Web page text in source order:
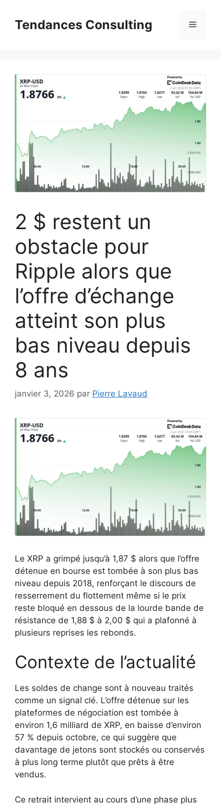
contenuTendances Consulting Menu
2 $ restent un
obstacle pour
Ripple alors que
l’offre d’échange
atteint son plus
bas niveau depuis
8 ans
janvier 3, 2026 par Pierre Lavaud
Le XRP a grimpé jusqu’à 1,87 $ alors que l’offre
détenue en bourse est tombée à son plus bas
niveau depuis 2018, renforçant le discours de
resserrement du flottement même si le prix
reste bloqué en dessous de la lourde bande de
résistance de 1,88 $ à 2,00 $ qui a plafonné à
plusieurs reprises les rebonds.
Contexte de l’actualité
Les soldes de change sont à nouveau traités
comme un signal clé. L’offre détenue sur les
plateformes de négociation est tombée à
environ 1,6 milliard de XRP, en baisse d’environ
57 % depuis octobre, ce qui suggère que
davantage de jetons sont stockés ou conservés
à plus long terme plutôt que prêts à être
vendus.
Ce retrait intervient au cours d’une phase plus